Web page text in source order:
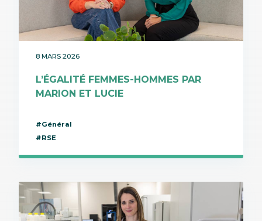
8 MARS 2026
L’ÉGALITÉ FEMMES-HOMMES PAR
MARION ET LUCIE
#Général
#RSE